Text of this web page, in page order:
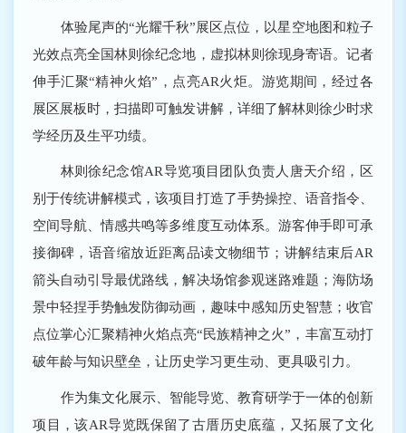
体验尾声的“光耀千秋”展区点位，以星空地图和粒子
光效点亮全国林则徐纪念地，虚拟林则徐现身寄语。记者
伸手汇聚“精神火焰”，点亮AR火炬。游览期间，经过各
展区展板时，扫描即可触发讲解，详细了解林则徐少时求
学经历及生平功绩。
林则徐纪念馆AR导览项目团队负责人唐天介绍，区
别于传统讲解模式，该项目打造了手势操控、语音指令、
空间导航、情感共鸣等多维度互动体系。游客伸手即可承
接御碑，语音缩放近距离品读文物细节；讲解结束后AR
箭头自动引导最优路线，解决场馆参观迷路难题；海防场
景中轻捏手势触发防御动画，趣味中感知历史智慧；收官
点位掌心汇聚精神火焰点亮“民族精神之火”，丰富互动打
破年龄与知识壁垒，让历史学习更生动、更具吸引力。
作为集文化展示、智能导览、教育研学于一体的创新
项目，该AR导览既保留了古厝历史底蕴，又拓展了文化